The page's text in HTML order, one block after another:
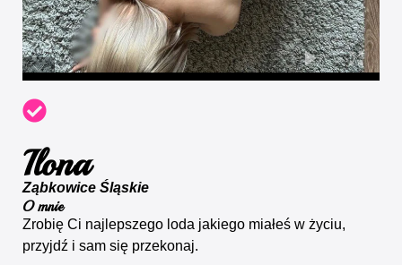
Ilona
Ząbkowice Śląskie
O mnie
Zrobię Ci najlepszego loda jakiego miałeś w życiu,
przyjdź i sam się przekonaj.